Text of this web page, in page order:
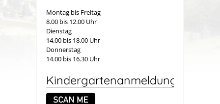
Montag bis Freitag
8.00 bis 12.00 Uhr
Dienstag
14.00 bis 18.00 Uhr
Donnerstag
14.00 bis 16.30 Uhr
Kindergartenanmeldung